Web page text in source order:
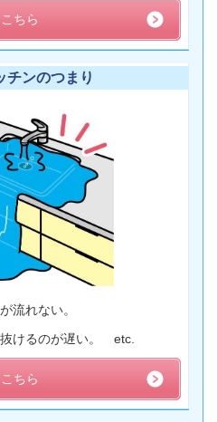
ちら
チンのつまり
流れない。
けるのが遅い。 etc.
ちら